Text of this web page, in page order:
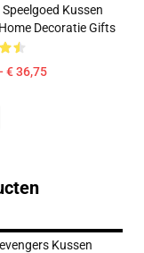
Kussen
Decoratie Gifts
€ 36,75
Kussen